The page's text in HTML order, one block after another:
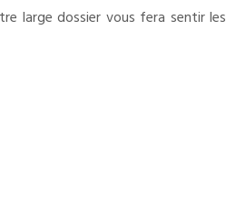
large dossier vous fera sentir les